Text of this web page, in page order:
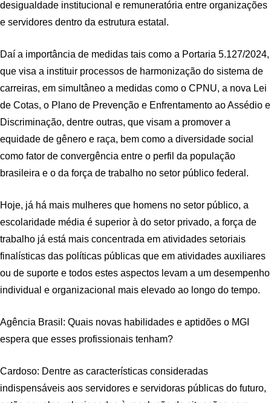
desigualdade institucional e remuneratória entre organizações
e servidores dentro da estrutura estatal.
Daí a importância de medidas tais como a Portaria 5.127/2024,
que visa a instituir processos de harmonização do sistema de
carreiras, em simultâneo a medidas como o CPNU, a nova Lei
de Cotas, o Plano de Prevenção e Enfrentamento ao Assédio e
Discriminação, dentre outras, que visam a promover a
equidade de gênero e raça, bem como a diversidade social
como fator de convergência entre o perfil da população
brasileira e o da força de trabalho no setor público federal.
Hoje, já há mais mulheres que homens no setor público, a
escolaridade média é superior à do setor privado, a força de
trabalho já está mais concentrada em atividades setoriais
finalísticas das políticas públicas que em atividades auxiliares
ou de suporte e todos estes aspectos levam a um desempenho
individual e organizacional mais elevado ao longo do tempo.
Agência Brasil: Quais novas habilidades e aptidões o MGI
espera que esses profissionais tenham?
Cardoso: Dentre as características consideradas
indispensáveis aos servidores e servidoras públicas do futuro,